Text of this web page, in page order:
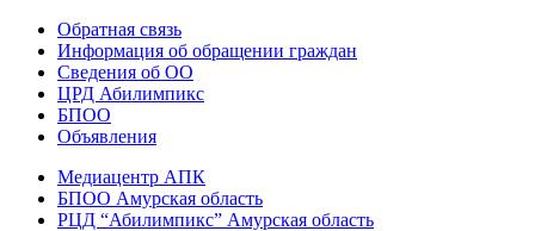
Обратная связь
Информация об обращении граждан
Сведения об ОО
ЦРД Абилимпикс
БПОО
Объявления
Медиацентр АПК
БПОО Амурская область
РЦД “Абилимпикс” Амурская область